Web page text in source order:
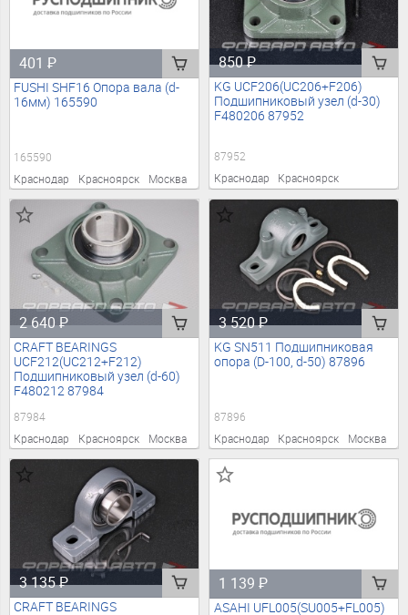
401₽
FUSHI SHF16 Опора вала (d-
16мм) 165590
165590
Краснодар
Красноярск Москва
850₽
KG UCF206(UC206+F206)
Подшипниковый узел (d-30)
F480206 87952
87952
Краснодар
Красноярск
2 640₽
CRAFT BEARINGS
UCF212(UC212+F212)
Подшипниковый узел (d-60)
F480212 87984
87984
Краснодар
Красноярск Москва
3 520₽
KG SN511 Подшипниковая
опора (D-100, d-50) 87896
87896
Краснодар
Красноярск Москва
3 135₽
CRAFT BEARINGS
1 139₽
ASAHI UFL005(SU005+FL005)